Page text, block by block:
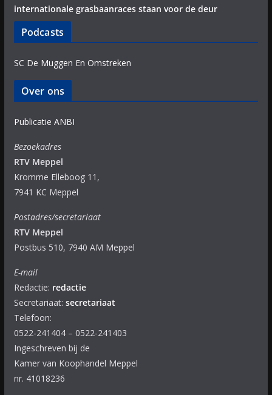
internationale grasbaanraces staan voor de deur
Podcasts
SC De Muggen En Omstreken
Over ons
Publicatie ANBI
Bezoekadres
RTV Meppel
Kromme Elleboog 11,
7941 KC Meppel
Postadres/secretariaat
RTV Meppel
Postbus 510, 7940 AM Meppel
E-mail
Redactie: redactie
Secretariaat: secretariaat
Telefoon:
0522-241404 – 0522-241403
Ingeschreven bij de
Kamer van Koophandel Meppel
nr. 41018236